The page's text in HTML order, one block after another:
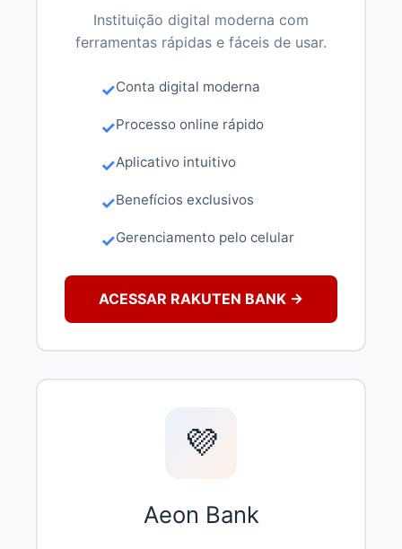
Instituição digital moderna com
ferramentas rápidas e fáceis de usar.
Conta digital moderna
Processo online rápido
Aplicativo intuitivo
Benefícios exclusivos
Gerenciamento pelo celular
ACESSAR RAKUTEN BANK →
💜
Aeon Bank